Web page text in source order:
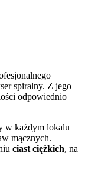
spiralny. Z jego
odpowiednio
w każdym lokalu
mącznych.
ciast ciężkich, na